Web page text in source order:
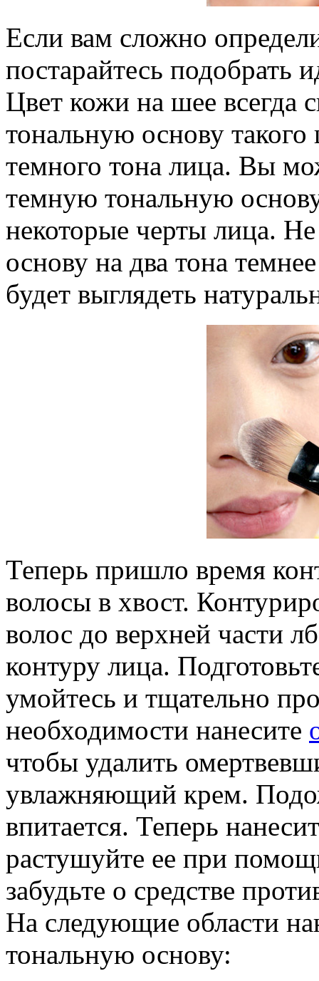
Если вам сложно
постарайтесь подобрать
Цвет кожи на шее всегда
тональную основу
темного тона лица. Вы
темную тональную
некоторые черты лица.
основу на два тона
будет выглядеть
Теперь пришло время
волосы в хвост.
волос до верхней части
контуру лица.
умойтесь и тщательно
необходимости нанесите
чтобы удалить
увлажняющий крем.
впитается. Теперь
растушуйте ее при
забудьте о средстве
На следующие области
тональную основу: